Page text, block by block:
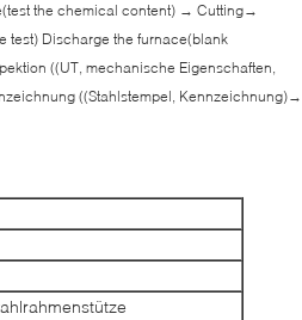
the chemical content) → Cutting→
test) Discharge the furnace(blank
((UT, mechanische Eigenschaften,
((Stahlstempel, Kennzeichnung)→